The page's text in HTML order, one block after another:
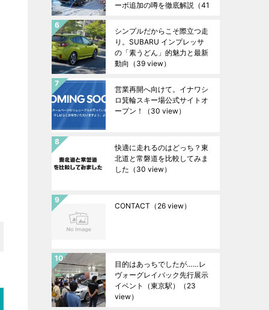
ーボ追加の噂を徹底解説 （41
シンプルだからこそ際立つ走
り。SUBARU インプレッサ
の「素うどん」的魅力と最新
動向 （39 view）
営業再開へ向けて。イナワシ
ロ箕輪スキー場公式サイトオ
ープン！
（30 view）
快適に走れるのはどっち？東
北道と常磐道を比較してみま
した （30 view）
CONTACT （26 view）
目的はあっちでしたが……レ
ヴォーグレイバック先行展示
イベント（東京駅）
（23
view）